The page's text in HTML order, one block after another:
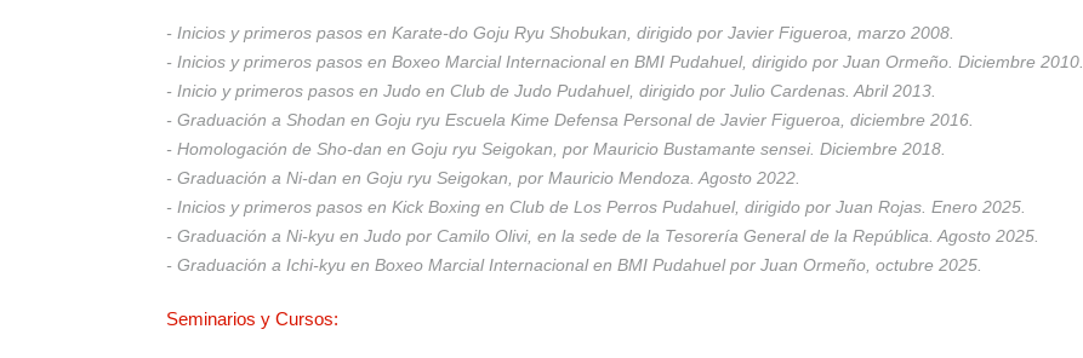
- Inicios y primeros pasos en Karate-do Goju Ryu Shobukan, dirigido por Javier Figueroa, marzo 2008.
- Inicios y primeros pasos en Boxeo Marcial Internacional en BMI Pudahuel, dirigido por Juan Ormeño. Diciembre 2010.
- Inicio y primeros pasos en Judo en Club de Judo Pudahuel, dirigido por Julio Cardenas. Abril 2013.
- Graduación a Shodan en Goju ryu Escuela Kime Defensa Personal de Javier Figueroa, diciembre 2016.
- Homologación de Sho-dan en Goju ryu Seigokan, por Mauricio Bustamante sensei. Diciembre 2018.
- Graduación a Ni-dan en Goju ryu Seigokan, por Mauricio Mendoza. Agosto 2022.
- Inicios y primeros pasos en Kick Boxing en Club de Los Perros Pudahuel, dirigido por Juan Rojas. Enero 2025.
- Graduación a Ni-kyu en Judo por Camilo Olivi, en la sede de la Tesorería General de la República. Agosto 2025.
- Graduación a Ichi-kyu en Boxeo Marcial Internacional en BMI Pudahuel por Juan Ormeño, octubre 2025.
Seminarios y Cursos: